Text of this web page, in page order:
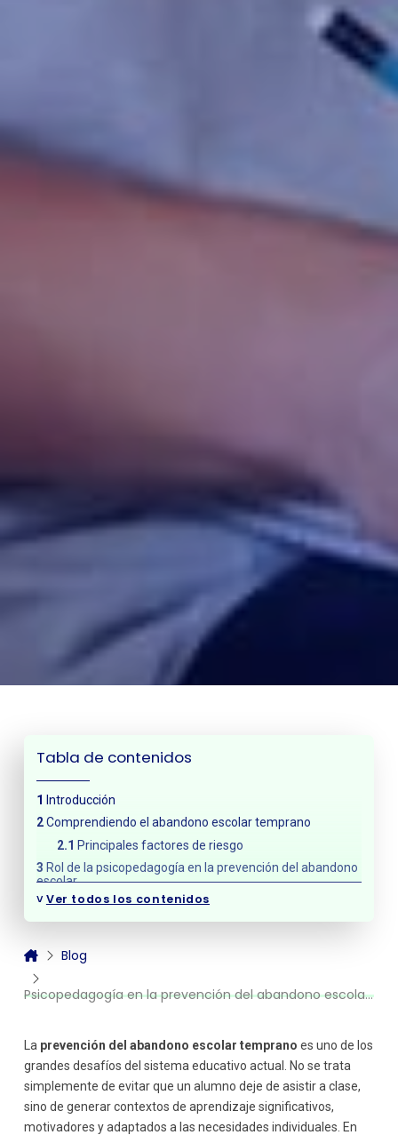
Tabla de contenidos
Introducción
Comprendiendo el abandono escolar temprano
Principales factores de riesgo
Rol de la psicopedagogía en la prevención del abandono
escolar
Evaluación e identificación temprana
Intervención individual y grupal
Aprendizaje significativo y personalizado
Orientación vocacional
Redes de apoyo y mentoring
Casos prácticos: Buenas prácticas de intervención
Conclusión: Hacia una acción psicopedagógica
preventiva e inclusiva
˅Ver todos los contenidos
Blog
Psicopedagogía en la prevención del abandono escolar temprano
La prevención del abandono escolar temprano es uno de los
grandes desafíos del sistema educativo actual. No se trata
simplemente de evitar que un alumno deje de asistir a clase,
sino de generar contextos de aprendizaje significativos,
motivadores y adaptados a las necesidades individuales. En